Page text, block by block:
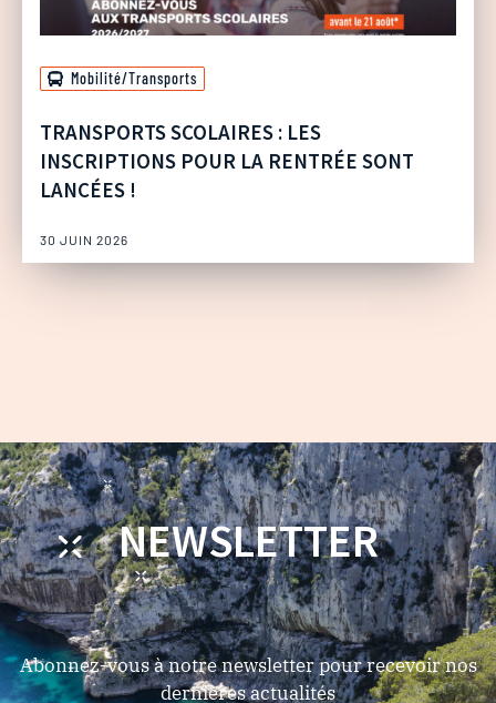
Mobilité/Transports
TRANSPORTS SCOLAIRES : LES
INSCRIPTIONS POUR LA RENTRÉE SONT
LANCÉES !
30 JUIN 2026
NEWSLETTER
Abonnez-vous à notre newsletter pour recevoir nos
dernières actualités